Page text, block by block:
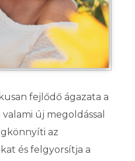
fejlődő ágazata a
új megoldással
az
és felgyorsítja a